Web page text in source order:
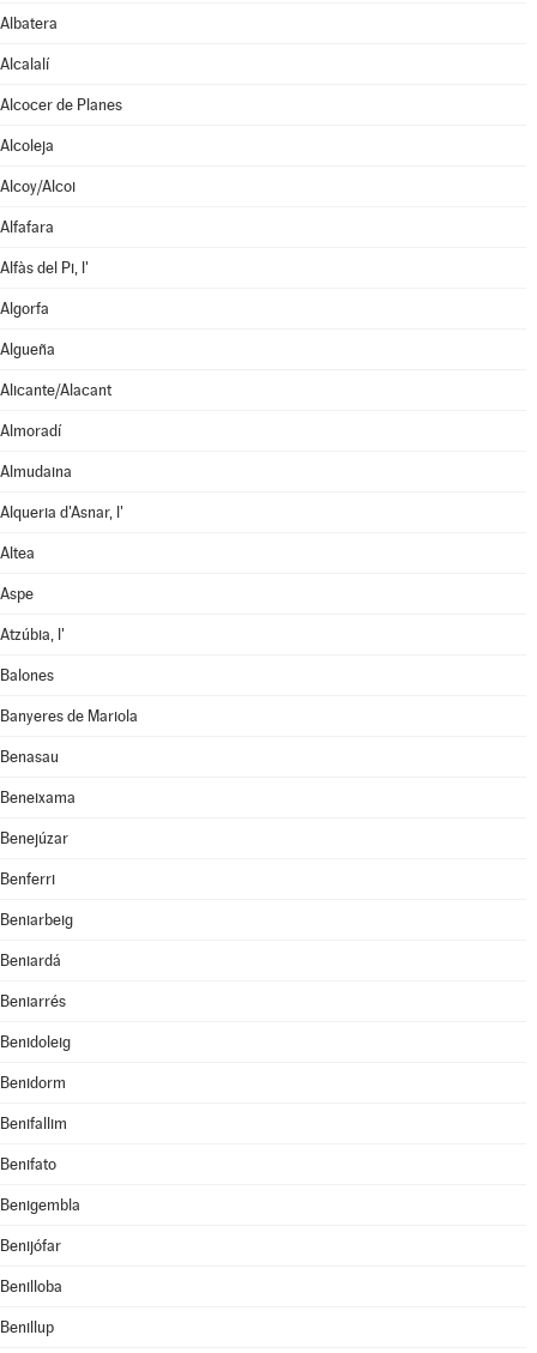
Albatera
Alcalalí
Alcocer de Planes
Alcoleja
Alcoy/Alcoi
Alfafara
Alfàs del Pi, l'
Algorfa
Algueña
Alicante/Alacant
Almoradí
Almudaina
Alqueria d'Asnar, l'
Altea
Aspe
Atzúbia, l'
Balones
Banyeres de Mariola
Benasau
Beneixama
Benejúzar
Benferri
Beniarbeig
Beniardá
Beniarrés
Benidoleig
Benidorm
Benifallim
Benifato
Benigembla
Benijófar
Benilloba
Benillup